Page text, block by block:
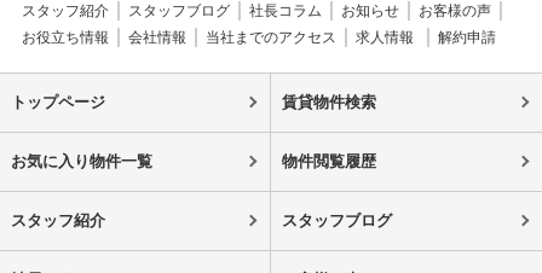
スタッフ紹介 スタッフブログ 社長コラム お知らせ
お客様の声
お役立ち情報
会社情報 当社までのアクセス 求人情報 解約申請
トップページ 賃貸物件検索
お気に入り物件一覧 物件閲覧履歴
スタッフ紹介 スタッフブログ